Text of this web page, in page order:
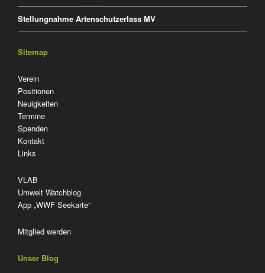
Stellungnahme Artenschutzerlass MV
Sitemap
Navigation
überspringen
Verein
Positionen
Neuigkeiten
Termine
Spenden
Kontakt
Links
VLAB
Umwelt Watchblog
App „WWF Seekarte“
Mitglied werden
Unser Blog